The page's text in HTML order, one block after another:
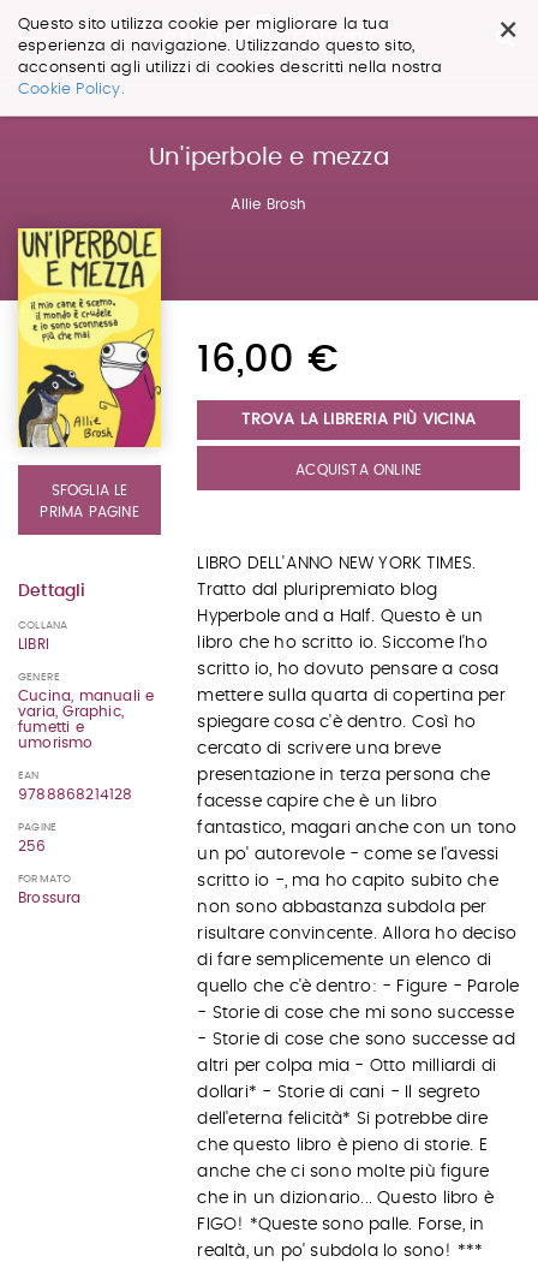
×
Questo sito utilizza cookie per migliorare la tua
esperienza di navigazione. Utilizzando questo sito,
acconsenti agli utilizzi di cookies descritti nella nostra
Cookie Policy.
Salta
Un'iperbole e mezza
Allie Brosh
SFOGLIA LE
PRIMA PAGINE
Dettagli
COLLANA
LIBRI
GENERE
Cucina, manuali e
varia, Graphic,
fumetti e
umorismo
EAN
9788868214128
PAGINE
256
FORMATO
Brossura
16,00 €
TROVA LA LIBRERIA PIÙ VICINA
ACQUISTA ONLINE
LIBRO DELL'ANNO NEW YORK TIMES.
Tratto dal pluripremiato blog
Hyperbole and a Half. Questo è un
libro che ho scritto io. Siccome l'ho
scritto io, ho dovuto pensare a cosa
mettere sulla quarta di copertina per
spiegare cosa c'è dentro. Così ho
cercato di scrivere una breve
presentazione in terza persona che
facesse capire che è un libro
fantastico, magari anche con un tono
un po' autorevole - come se l'avessi
scritto io -, ma ho capito subito che
non sono abbastanza subdola per
risultare convincente. Allora ho deciso
di fare semplicemente un elenco di
quello che c'è dentro: - Figure - Parole
- Storie di cose che mi sono successe
- Storie di cose che sono successe ad
altri per colpa mia - Otto milliardi di
dollari* - Storie di cani - Il segreto
dell'eterna felicità* Si potrebbe dire
che questo libro è pieno di storie. E
anche che ci sono molte più figure
che in un dizionario... Questo libro è
FIGO! *Queste sono palle. Forse, in
realtà, un po' subdola lo sono! ***